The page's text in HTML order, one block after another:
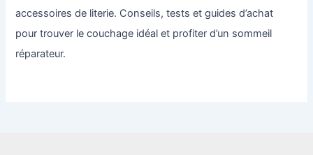
accessoires de literie. Conseils, tests et guides d’achat
pour trouver le couchage idéal et profiter d’un sommeil
réparateur.